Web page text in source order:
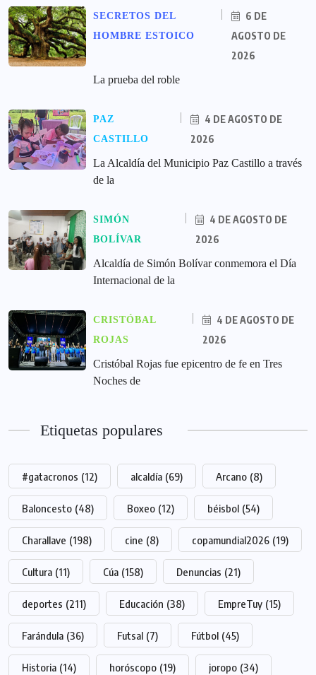
SECRETOS DEL
HOMBRE ESTOICO
6 DE
AGOSTO DE
2026
La prueba del roble
PAZ
CASTILLO
4 DE AGOSTO DE
2026
La Alcaldía del Municipio Paz Castillo a través
de la
SIMÓN
BOLÍVAR
4 DE AGOSTO DE
2026
Alcaldía de Simón Bolívar conmemora el Día
Internacional de la
CRISTÓBAL
ROJAS
4 DE AGOSTO DE
2026
Cristóbal Rojas fue epicentro de fe en Tres
Noches de
Etiquetas populares
#gatacronos (12) alcaldía (69) Arcano (8)
Baloncesto (48) Boxeo (12) béisbol (54)
Charallave (198) cine (8) copamundial2026 (19)
Cultura (11) Cúa (158) Denuncias (21)
deportes (211) Educación (38) EmpreTuy (15)
Farándula (36) Futsal (7) Fútbol (45)
Historia (14) horóscopo (19) joropo (34)